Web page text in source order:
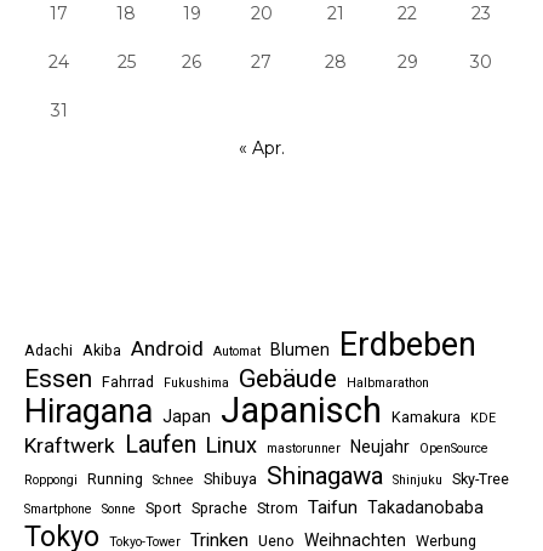
17 18 19 20 21 22 23
24 25 26 27 28 29 30
31
« Apr.
Adachi Akiba Android Automat Blumen Erdbeben
Essen Fahrrad Fukushima Gebäude Halbmarathon
Hiragana Japan Japanisch Kamakura KDE
Kraftwerk Laufen Linux mastorunner Neujahr
OpenSource
Roppongi
Running Schnee Shibuya Shinagawa Shinjuku Sky-Tree
Smartphone Sonne Sport Sprache Strom Taifun Takadanobaba
Tokyo Tokyo-Tower Trinken Ueno Weihnachten Werbung